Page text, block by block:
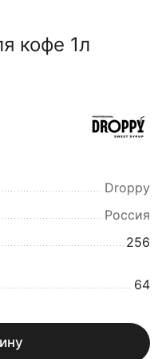
кофе 1л
Droppy
Россия
256
64